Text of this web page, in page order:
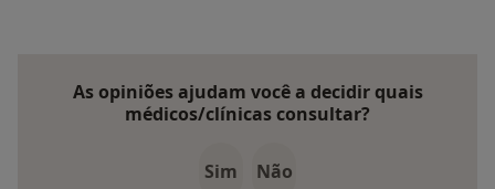
As opiniões ajudam você a decidir quais
médicos/clínicas consultar?
Sim Não